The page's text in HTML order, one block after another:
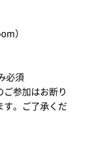
）
必須
参加はお断り
す。ご了承くだ